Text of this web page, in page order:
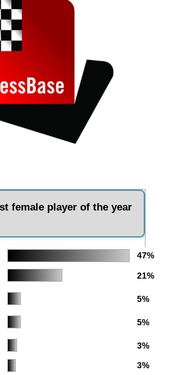
female player of the year
47%
21%
5%
5%
3%
3%